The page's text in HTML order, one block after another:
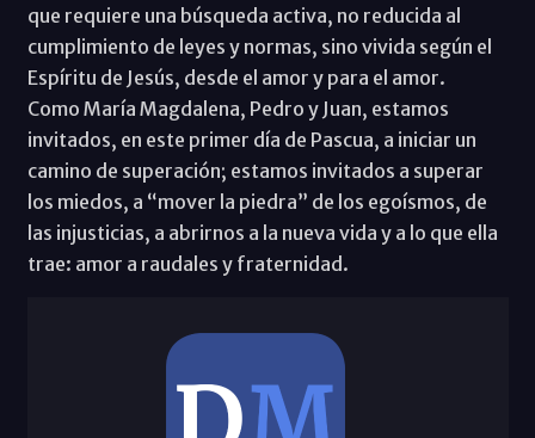
que requiere una búsqueda activa, no reducida al
cumplimiento de leyes y normas, sino vivida según el
Espíritu de Jesús, desde el amor y para el amor.
Como María Magdalena, Pedro y Juan, estamos
invitados, en este primer día de Pascua, a iniciar un
camino de superación; estamos invitados a superar
los miedos, a “mover la piedra” de los egoísmos, de
las injusticias, a abrirnos a la nueva vida y a lo que ella
trae: amor a raudales y fraternidad.